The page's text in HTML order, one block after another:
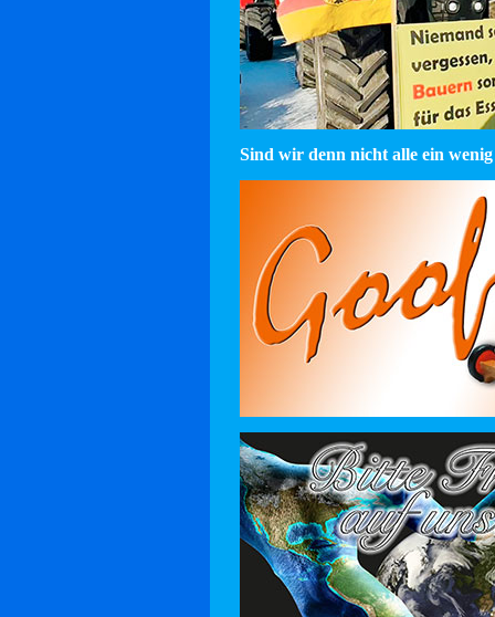
Sind wir denn nicht alle ein wenig